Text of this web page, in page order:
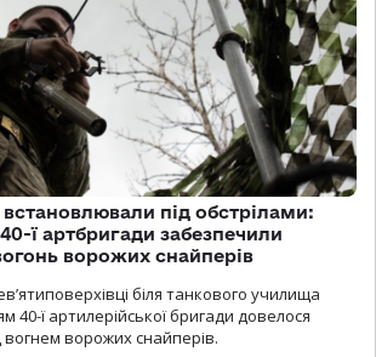
під обстрілами:
ї артбригади забезпечили
ворожих снайперів
біля танкового училища
40-ї артилерійської бригади довелося
ворожих снайперів.